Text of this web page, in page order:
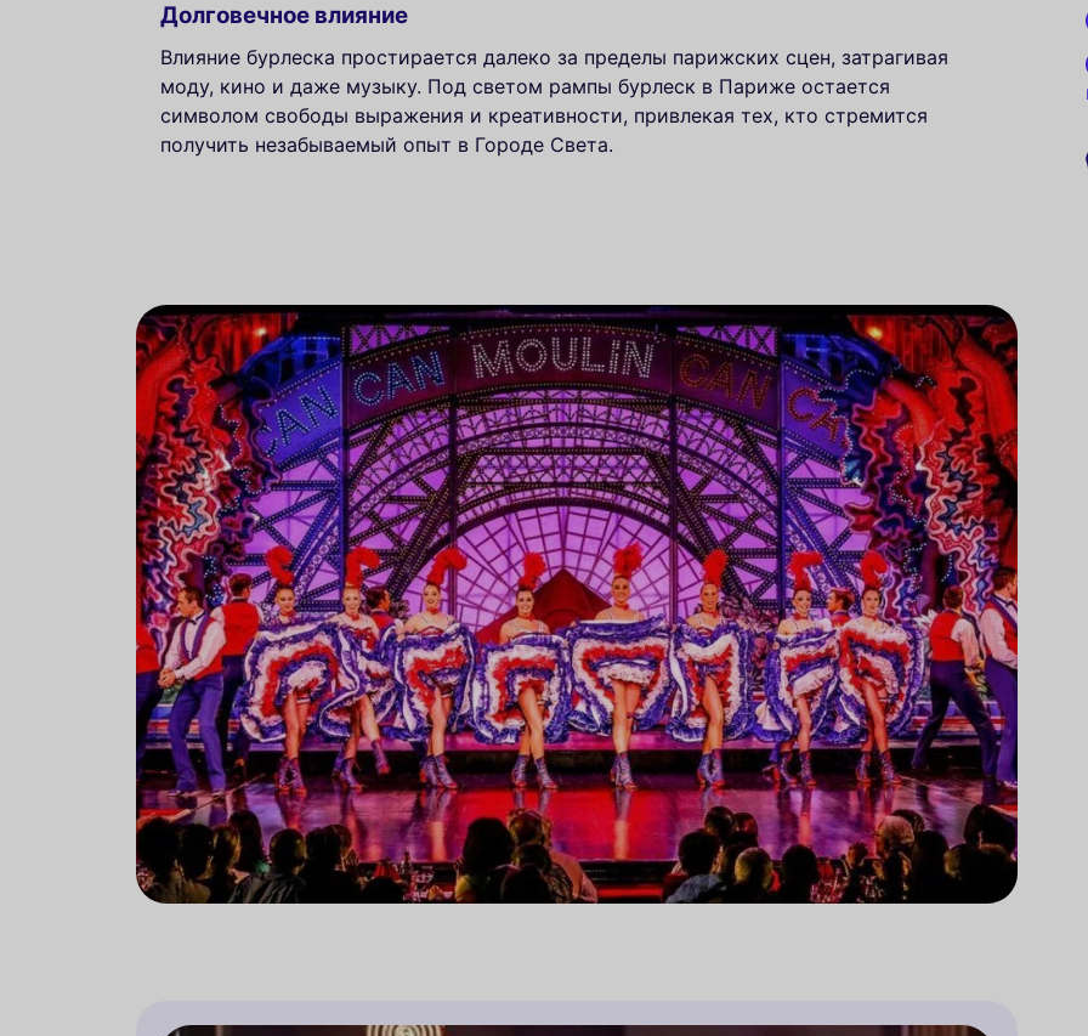
Долговечное влияние
Влияние бурлеска простирается далеко за пределы парижских сцен, затрагивая
моду, кино и даже музыку. Под светом рампы бурлеск в Париже остается
символом свободы выражения и креативности, привлекая тех, кто стремится
получить незабываемый опыт в Городе Света.